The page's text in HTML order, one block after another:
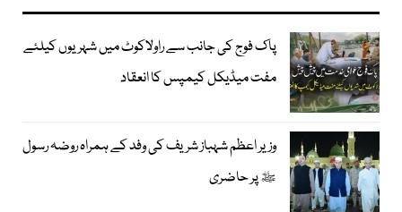
پاک فوج کی جانب سے راولاکوٹ میں شہریوں کیلئے
مفت میڈیکل کیمپس کا انعقاد
وزیر اعظم شہباز شریف کی وفد کے ہمراہ روضہ رسول
ﷺ پر حاضری